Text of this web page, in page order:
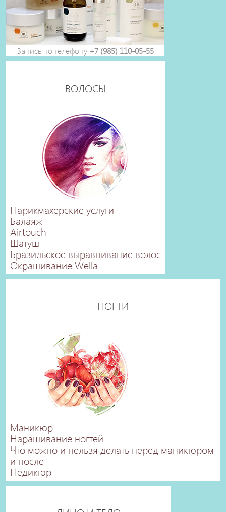
Запись по телефону +7 (985) 110-05-55
ВОЛОСЫ
Парикмахерские услуги
Балаяж
Airtouch
Шатуш
Бразильское выравнивание волос
Окрашивание Wella
НОГТИ
Маникюр
Наращивание ногтей
Что можно и нельзя делать перед маникюром
и после
Педикюр